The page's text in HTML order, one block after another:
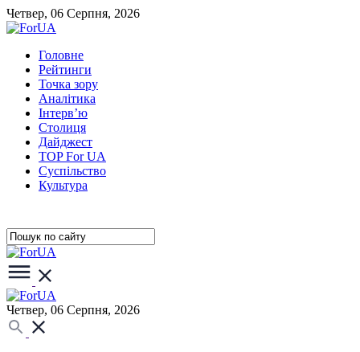
Четвер, 06 Серпня, 2026
Головне
Рейтинги
Точка зору
Аналітика
Інтерв’ю
Столиця
Дайджест
TOP For UA
Суспiльство
Культура
Четвер, 06 Серпня, 2026